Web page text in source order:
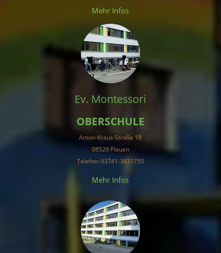
Mehr Infos
Ev. Montessori
OBERSCHULE
Anton-Kraus-Straße 18
08529 Plauen
Telefon: 03741-3831750
Mehr Infos